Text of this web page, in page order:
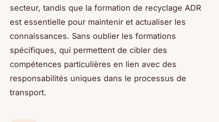
secteur, tandis que la formation de recyclage ADR
est essentielle pour maintenir et actualiser les
connaissances. Sans oublier les formations
spécifiques, qui permettent de cibler des
compétences particulières en lien avec des
responsabilités uniques dans le processus de
transport.